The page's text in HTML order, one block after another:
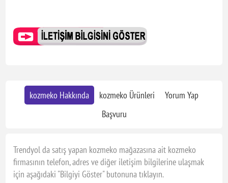
kozmeko Hakkında kozmeko Ürünleri
Yorum Yap
Başvuru
Trendyol da satış yapan kozmeko mağazasına ait kozmeko
firmasının telefon, adres ve diğer iletişim bilgilerine ulaşmak
için aşağıdaki "Bilgiyi Göster" butonuna tıklayın.